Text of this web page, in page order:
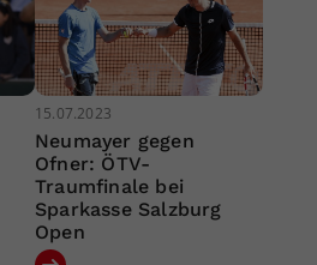
15.07.2023
Neumayer gegen
Ofner: ÖTV-
Traumfinale bei
Sparkasse Salzburg
Open